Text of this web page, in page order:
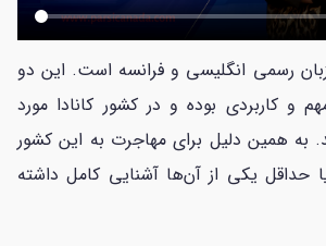
رسمی انگلیسی و فرانسه است. این دو
و کاربردی بوده و در کشور کانادا مورد
به همین دلیل برای مهاجرت به این کشور
حداقل یکی از آن‌ها آشنایی کامل داشته